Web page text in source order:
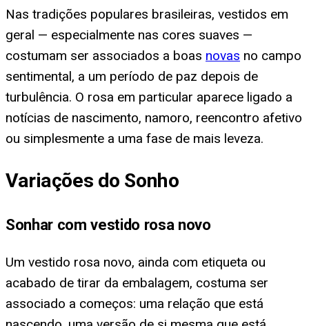
Nas tradições populares brasileiras, vestidos em
geral — especialmente nas cores suaves —
costumam ser associados a boas novas no campo
sentimental, a um período de paz depois de
turbulência. O rosa em particular aparece ligado a
notícias de nascimento, namoro, reencontro afetivo
ou simplesmente a uma fase de mais leveza.
Variações do Sonho
Sonhar com vestido rosa novo
Um vestido rosa novo, ainda com etiqueta ou
acabado de tirar da embalagem, costuma ser
associado a começos: uma relação que está